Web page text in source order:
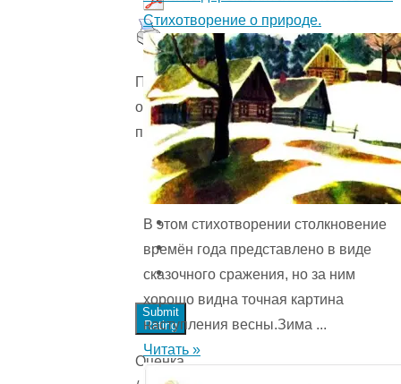
Пожалуйста,
оцените
произведение
Submit
Rating
Оценка
Стихотворение о природе.
В этом стихотворении столкновение
времён года представ­лено в виде
сказочного сражения, но за ним
хорошо видна точная картина
наступления весны.Зима ...
Читать »